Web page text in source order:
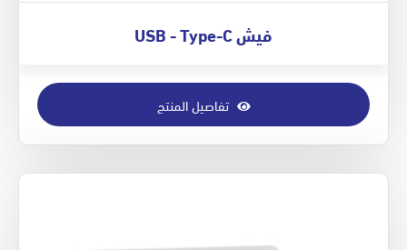
فيش USB - Type-C
تفاصيل المنتج